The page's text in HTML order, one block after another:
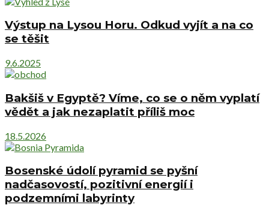
Výstup na Lysou Horu. Odkud vyjít a na co
se těšit
9.6.2025
Bakšiš v Egyptě? Víme, co se o něm vyplatí
vědět a jak nezaplatit příliš moc
18.5.2026
Bosenské údolí pyramid se pyšní
nadčasovostí, pozitivní energií i
podzemními labyrinty